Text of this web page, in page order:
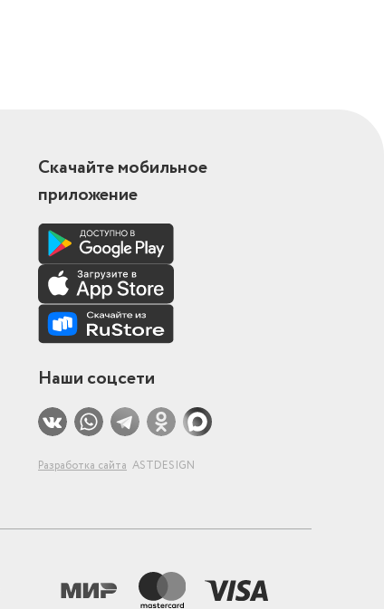
Скачайте мобильное
приложение
Наши соцсети
Разработка сайта ASTDESIGN